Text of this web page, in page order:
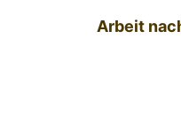
Arbeit